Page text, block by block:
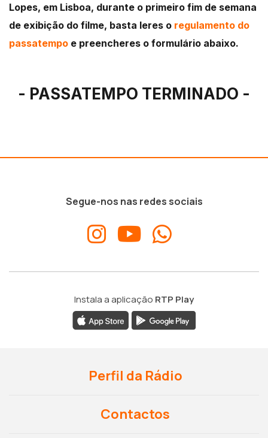
Lopes, em Lisboa, durante o primeiro fim de semana
de exibição do filme, basta leres o regulamento do
passatempo e preencheres o formulário abaixo.
- PASSATEMPO TERMINADO -
Segue-nos nas redes sociais
Instala a aplicação RTP Play
Perfil da Rádio
Contactos